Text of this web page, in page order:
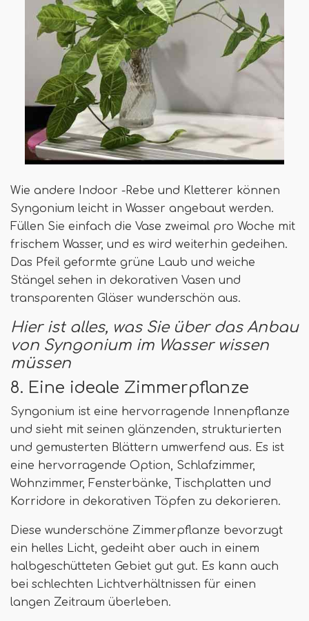
Wie andere Indoor -Rebe und Kletterer können
Syngonium leicht in Wasser angebaut werden.
Füllen Sie einfach die Vase zweimal pro Woche mit
frischem Wasser, und es wird weiterhin gedeihen.
Das Pfeil geformte grüne Laub und weiche
Stängel sehen in dekorativen Vasen und
transparenten Gläser wunderschön aus.
Hier ist alles, was Sie über das Anbau
von Syngonium im Wasser wissen
müssen
8. Eine ideale Zimmerpflanze
Syngonium ist eine hervorragende Innenpflanze
und sieht mit seinen glänzenden, strukturierten
und gemusterten Blättern umwerfend aus. Es ist
eine hervorragende Option, Schlafzimmer,
Wohnzimmer, Fensterbänke, Tischplatten und
Korridore in dekorativen Töpfen zu dekorieren.
Diese wunderschöne Zimmerpflanze bevorzugt
ein helles Licht, gedeiht aber auch in einem
halbgeschütteten Gebiet gut gut. Es kann auch
bei schlechten Lichtverhältnissen für einen
langen Zeitraum überleben.